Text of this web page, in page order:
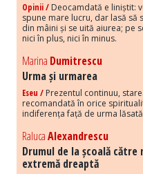
Opinii / Deocamdată e liniștit:
spune mare lucru, dar lasă să
din mâini și se uită aiurea; pe
nici în plus, nici în minus.
Marina Dumitrescu
Urma și urmarea
Eseu / Prezentul continuu,
recomandată în orice
indiferența față de urma
RalucaAlexandrescu
Drumul de la școală
extremă dreaptă